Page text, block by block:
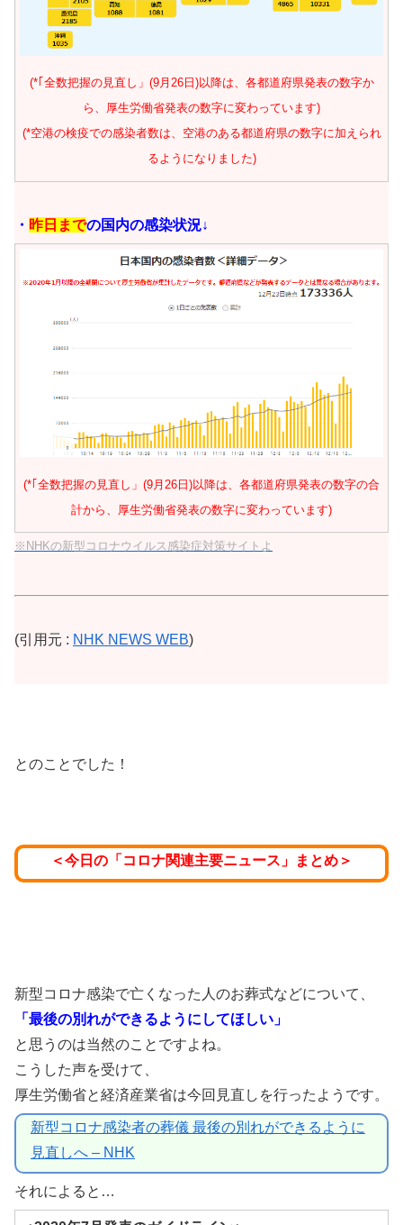
(*｢全数把握の見直し」(9月26日)以降は、各都道府県発表の数字か
ら、厚生労働省発表の数字に変わっています)
(*空港の検疫での感染者数は、空港のある都道府県の数字に加えられ
るようになりました)
・ 昨日までの国内の感染状況↓
(*｢全数把握の見直し」(9月26日)以降は、各都道府県発表の数字の合
計から、厚生労働省発表の数字に変わっています)
※NHKの新型コロナウイルス感染症対策サイトよ
(引用元 : NHK NEWS WEB)
とのことでした！
＜今日の「コロナ関連主要ニュース」まとめ＞
新型コロナ感染で亡くなった人のお葬式などについて、
「最後の別れができるようにしてほしい」
と思うのは当然のことですよね。
こうした声を受けて、
厚生労働省と経済産業省は今回見直しを行ったようです。
新型コロナ感染者の葬儀 最後の別れができるように
見直しへ – NHK
それによると…